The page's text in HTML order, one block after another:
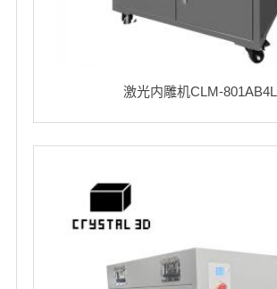
激光内雕机CLM-801AB4L